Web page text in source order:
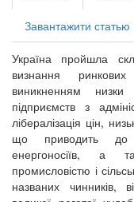
Завантажити статью
Україна пройшла
визнання
виникненням
підприємств з
лібералізація цін,
що приводить до
енергоносіїв, а
промисловістю і
названих чинників,